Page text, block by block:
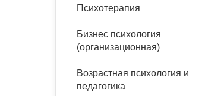
панические атаки
Психодрама
Сказкотерапия
эргономика
Социальная психология
Психология развития
организационная психология
Психотерапия
Бизнес психология
(организационная)
Возрастная психология и
педагогика